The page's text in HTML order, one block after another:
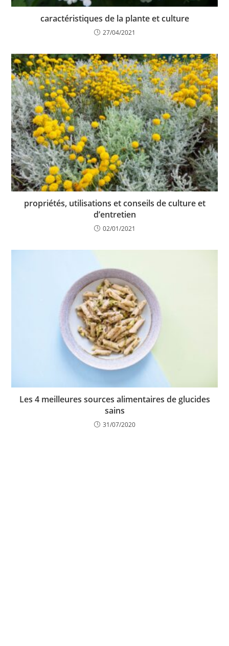
caractéristiques de la plante et culture
27/04/2021
propriétés, utilisations et conseils de culture et
d’entretien
02/01/2021
Les 4 meilleures sources alimentaires de glucides
sains
31/07/2020